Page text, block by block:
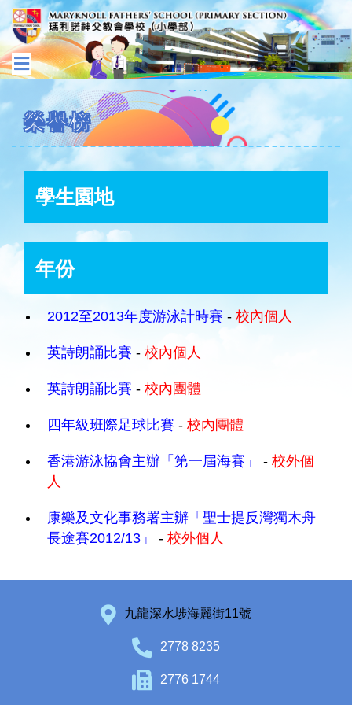
榮譽榜
學生園地
年份
2012至2013年度游泳計時賽 - 校內個人
英詩朗誦比賽 - 校內個人
英詩朗誦比賽 - 校內團體
四年級班際足球比賽 - 校內團體
香港游泳協會主辦「第一屆海賽」 - 校外個
人
康樂及文化事務署主辦「聖士提反灣獨木舟
長途賽2012/13」
- 校外個人
九龍深水埗海麗街11號
2778 8235
2776 1744